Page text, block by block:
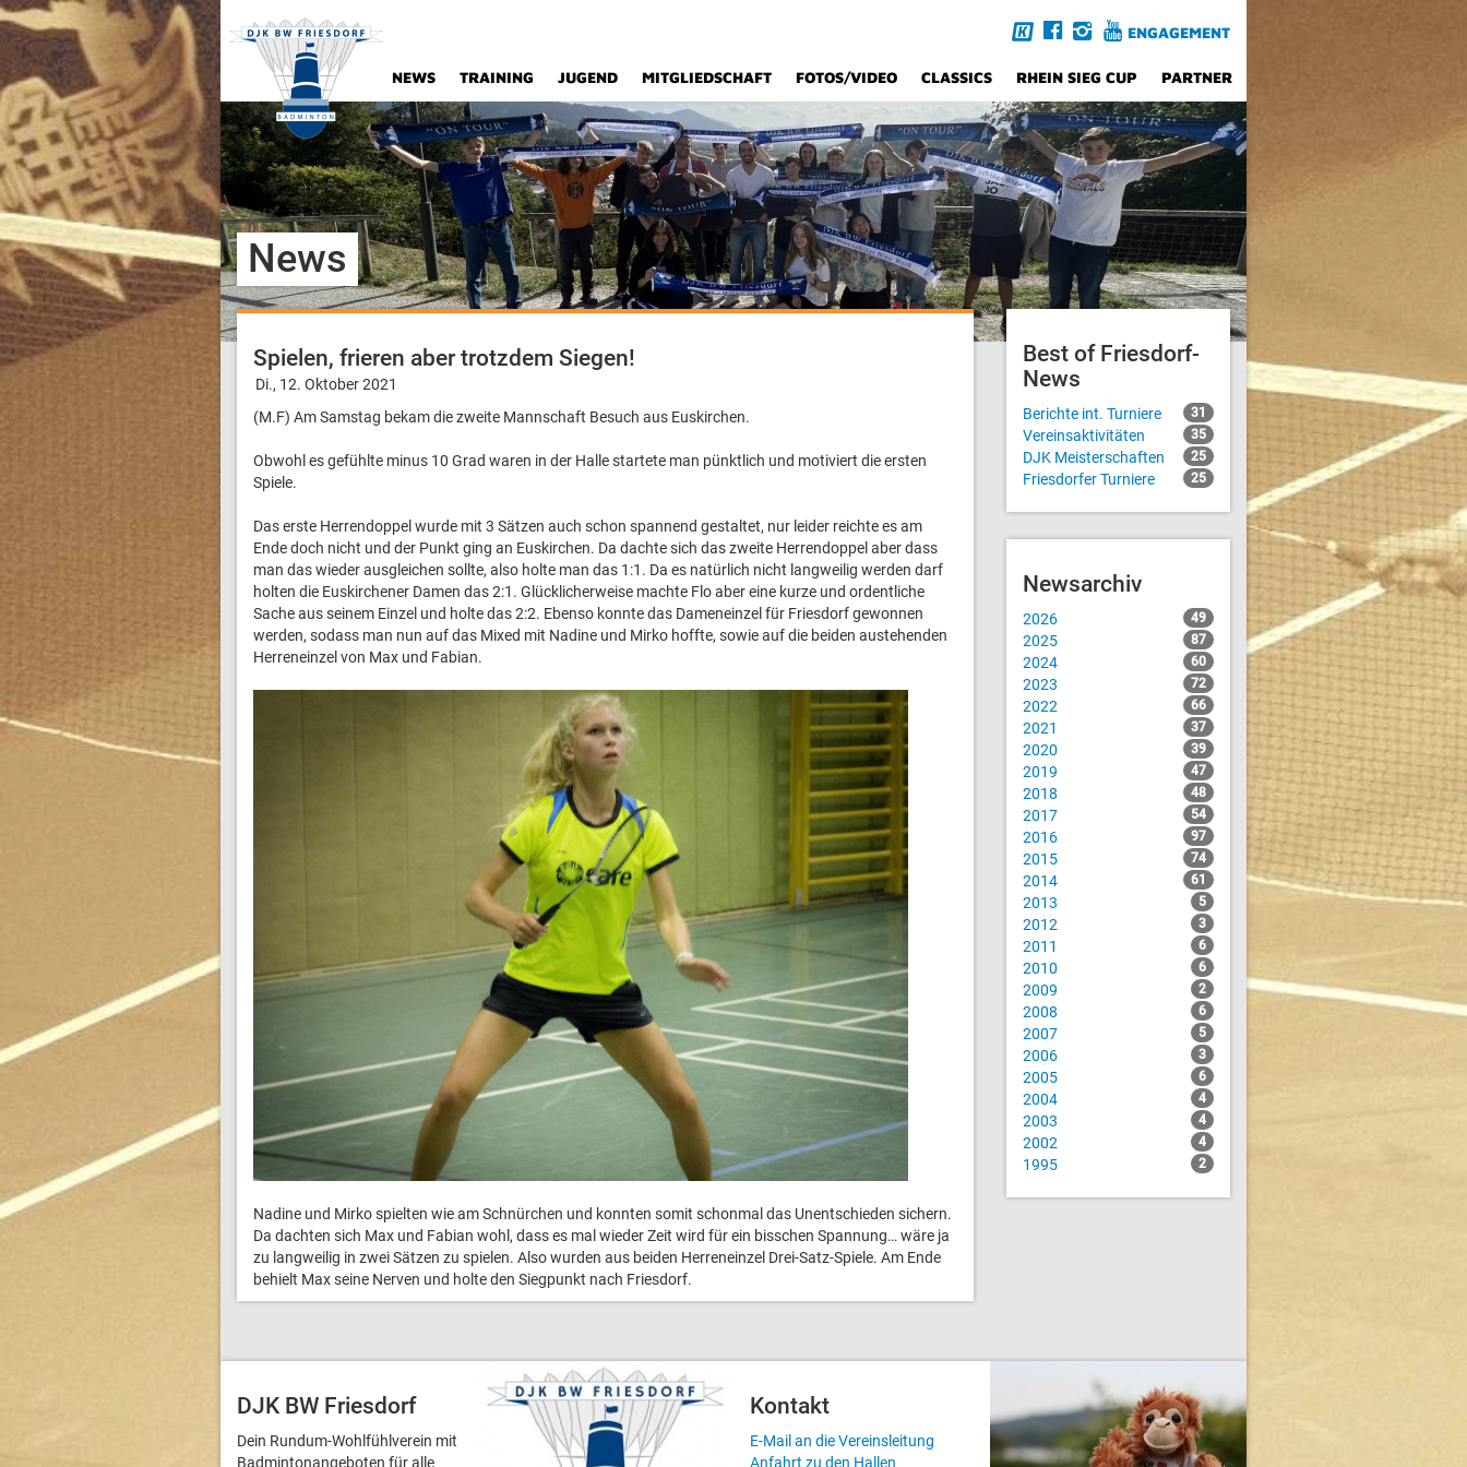
ENGAGEMENT
NEWS TRAINING JUGEND MITGLIEDSCHAFT FOTOS/VIDEO CLASSICS RHEIN SIEG CUP PARTNER
News
Spielen, frieren aber trotzdem Siegen!
Di., 12. Oktober 2021
(M.F) Am Samstag bekam die zweite Mannschaft Besuch aus Euskirchen.
Obwohl es gefühlte minus 10 Grad waren in der Halle startete man pünktlich und motiviert die ersten
Spiele.
Das erste Herrendoppel wurde mit 3 Sätzen auch schon spannend gestaltet, nur leider reichte es am
Ende doch nicht und der Punkt ging an Euskirchen. Da dachte sich das zweite Herrendoppel aber dass
man das wieder ausgleichen sollte, also holte man das 1:1. Da es natürlich nicht langweilig werden darf
holten die Euskirchener Damen das 2:1. Glücklicherweise machte Flo aber eine kurze und ordentliche
Sache aus seinem Einzel und holte das 2:2. Ebenso konnte das Dameneinzel für Friesdorf gewonnen
werden, sodass man nun auf das Mixed mit Nadine und Mirko hoffte, sowie auf die beiden austehenden
Herreneinzel von Max und Fabian.
Nadine und Mirko spielten wie am Schnürchen und konnten somit schonmal das Unentschieden sichern.
Da dachten sich Max und Fabian wohl, dass es mal wieder Zeit wird für ein bisschen Spannung… wäre ja
zu langweilig in zwei Sätzen zu spielen. Also wurden aus beiden Herreneinzel Drei-Satz-Spiele. Am Ende
behielt Max seine Nerven und holte den Siegpunkt nach Friesdorf.
Best of Friesdorf-
News
Berichte int. Turniere 31
Vereinsaktivitäten 35
DJK Meisterschaften 25
Friesdorfer Turniere 25
Newsarchiv
2026 49
2025 87
2024 60
2023 72
2022 66
2021 37
2020 39
2019 47
2018 48
2017 54
2016 97
2015 74
2014 61
2013 5
2012 3
2011 6
2010 6
2009 2
2008 6
2007 5
2006 3
2005 6
2004 4
2003 4
2002 4
1995 2
DJK BW Friesdorf
Dein Rundum-Wohlfühlverein mit
Badmintonangeboten für alle
Kontakt
E-Mail an die Vereinsleitung
Anfahrt zu den Hallen